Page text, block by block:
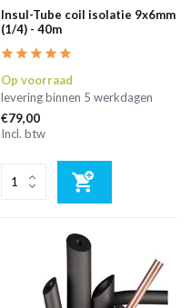
Insul-Tube coil isolatie 9x6mm
(1/4) - 40m
Op voorraad
levering binnen 5 werkdagen
€79,00
Incl. btw